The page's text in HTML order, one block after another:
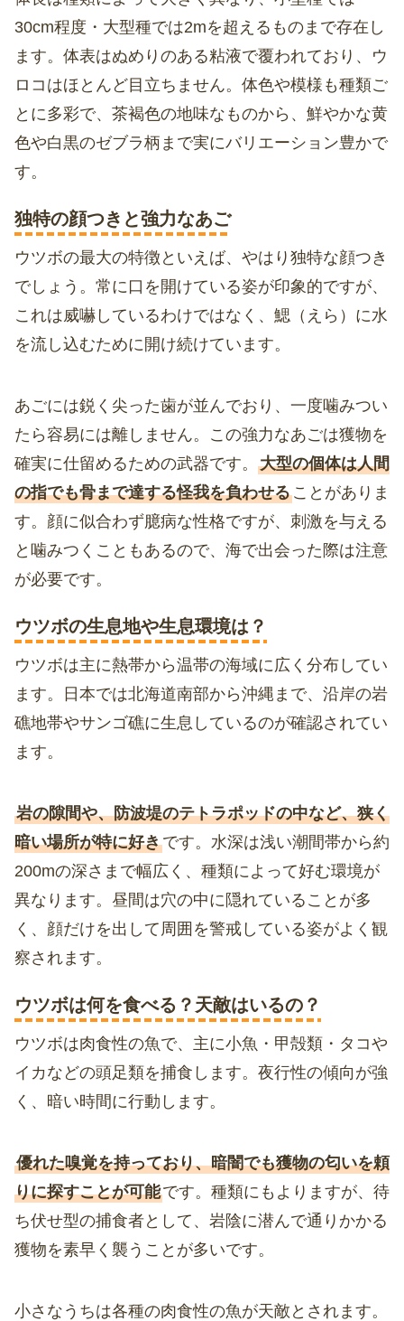
30cm程度・大型種では2mを超えるものまで存在し
ます。体表はぬめりのある粘液で覆われており、ウ
ロコはほとんど目立ちません。体色や模様も種類ご
とに多彩で、茶褐色の地味なものから、鮮やかな黄
色や白黒のゼブラ柄まで実にバリエーション豊かで
す。
独特の顔つきと強力なあご
ウツボの最大の特徴といえば、やはり独特な顔つき
でしょう。常に口を開けている姿が印象的ですが、
これは威嚇しているわけではなく、鰓（えら）に水
を流し込むために開け続けています。
あごには鋭く尖った歯が並んでおり、一度噛みつい
たら容易には離しません。この強力なあごは獲物を
確実に仕留めるための武器です。 大型の個体は人間
の指でも骨まで達する怪我を負わせる ことがありま
す。顔に似合わず臆病な性格ですが、刺激を与える
と噛みつくこともあるので、海で出会った際は注意
が必要です。
ウツボの生息地や生息環境は？
ウツボは主に熱帯から温帯の海域に広く分布してい
ます。日本では北海道南部から沖縄まで、沿岸の岩
礁地帯やサンゴ礁に生息しているのが確認されてい
ます。
岩の隙間や、防波堤のテトラポッドの中など、狭く
暗い場所が特に好きです。水深は浅い潮間帯から約
200mの深さまで幅広く、種類によって好む環境が
異なります。昼間は穴の中に隠れていることが多
く、顔だけを出して周囲を警戒している姿がよく観
察されます。
ウツボは何を食べる？天敵はいるの？
ウツボは肉食性の魚で、主に小魚・甲殻類・タコや
イカなどの頭足類を捕食します。夜行性の傾向が強
く、暗い時間に行動します。
優れた嗅覚を持っており、暗闇でも獲物の匂いを頼
りに探すことが可能です。種類にもよりますが、待
ち伏せ型の捕食者として、岩陰に潜んで通りかかる
獲物を素早く襲うことが多いです。
小さなうちは各種の肉食性の魚が天敵とされます。